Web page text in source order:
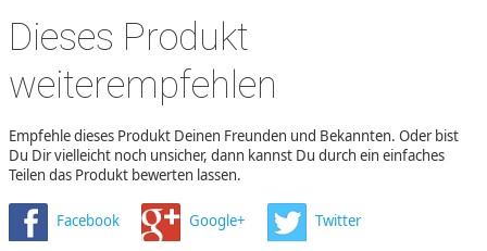
Dieses Produkt
weiterempfehlen
Empfehle dieses Produkt Deinen Freunden und Bekannten. Oder bist
Du Dir vielleicht noch unsicher, dann kannst Du durch ein einfaches
Teilen das Produkt bewerten lassen.
Facebook Google+ Twitter